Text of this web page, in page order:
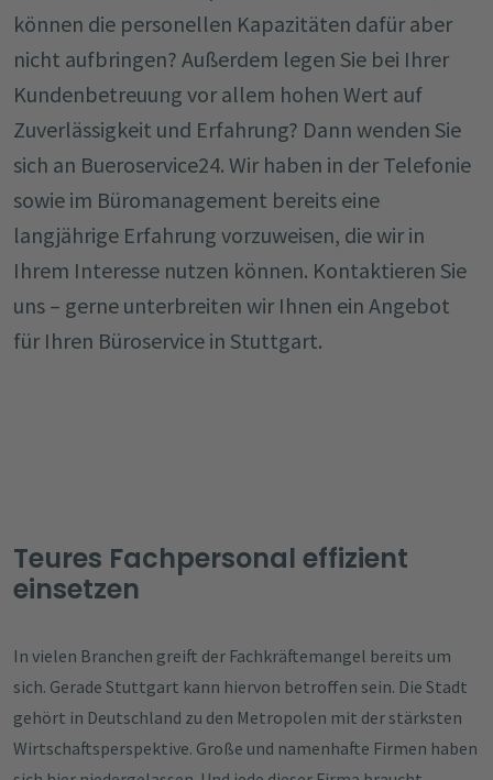
können die personellen Kapazitäten dafür aber
nicht aufbringen? Außerdem legen Sie bei Ihrer
Kundenbetreuung vor allem hohen Wert auf
Zuverlässigkeit und Erfahrung? Dann wenden Sie
sich an Bueroservice24. Wir haben in der Telefonie
sowie im Büromanagement bereits eine
langjährige Erfahrung vorzuweisen, die wir in
Ihrem Interesse nutzen können. Kontaktieren Sie
uns – gerne unterbreiten wir Ihnen ein Angebot
für Ihren Büroservice in Stuttgart.
Teures Fachpersonal effizient
einsetzen
In vielen Branchen greift der Fachkräftemangel bereits um
sich. Gerade Stuttgart kann hiervon betroffen sein. Die Stadt
gehört in Deutschland zu den Metropolen mit der stärksten
Wirtschaftsperspektive. Große und namenhafte Firmen haben